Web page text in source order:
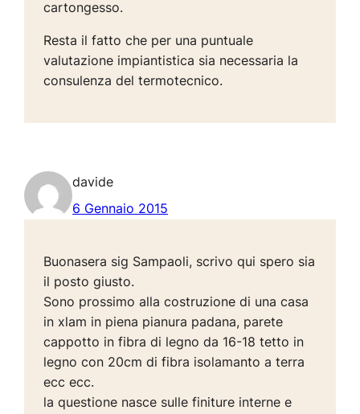
cartongesso.
Resta il fatto che per una puntuale
valutazione impiantistica sia necessaria la
consulenza del termotecnico.
davide
6 Gennaio 2015
Buonasera sig Sampaoli, scrivo qui spero sia
il posto giusto.
Sono prossimo alla costruzione di una casa
in xlam in piena pianura padana, parete
cappotto in fibra di legno da 16-18 tetto in
legno con 20cm di fibra isolamanto a terra
ecc ecc.
la questione nasce sulle finiture interne e